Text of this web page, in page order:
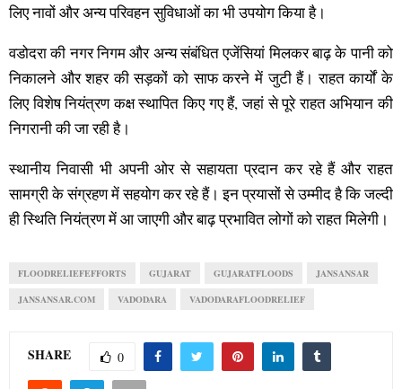
लिए नावों और अन्य परिवहन सुविधाओं का भी उपयोग किया है।
वडोदरा की नगर निगम और अन्य संबंधित एजेंसियां मिलकर बाढ़ के पानी को
निकालने और शहर की सड़कों को साफ करने में जुटी हैं। राहत कार्यों के
लिए विशेष नियंत्रण कक्ष स्थापित किए गए हैं, जहां से पूरे राहत अभियान की
निगरानी की जा रही है।
स्थानीय निवासी भी अपनी ओर से सहायता प्रदान कर रहे हैं और राहत
सामग्री के संग्रहण में सहयोग कर रहे हैं। इन प्रयासों से उम्मीद है कि जल्दी
ही स्थिति नियंत्रण में आ जाएगी और बाढ़ प्रभावित लोगों को राहत मिलेगी।
FLOODRELIEFEFFORTS GUJARAT GUJARATFLOODS JANSANSAR
JANSANSAR.COM VADODARA VADODARAFLOODRELIEF
SHARE 0